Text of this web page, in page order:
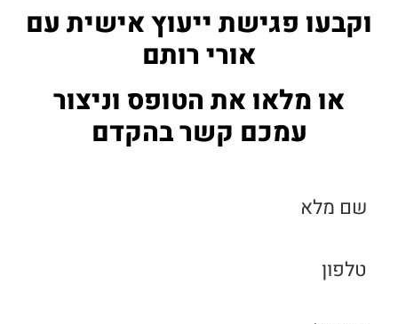
וקבעו פגישת ייעוץ אישית עם
אורי רותם
או מלאו את הטופס וניצור
עמכם קשר בהקדם